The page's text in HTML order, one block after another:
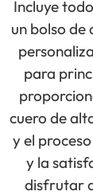
Incluye
un bolso de
para
cuero de
y el
y la
disfrutar